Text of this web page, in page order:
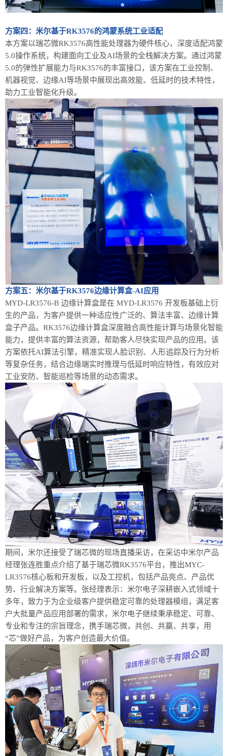
方案四： 米尔基于RK3576的鸿蒙系统工业适配
本方案以瑞芯微RK3576高性能处理器为硬件核心，深度适配鸿蒙
5.0操作系统，构建面向工业及AI场景的全栈解决方案。通过鸿蒙
5.0的弹性扩展能力与RK3576的丰富接口，该方案在工业控制、
机器视觉、边缘AI等场景中展现出高效能、低延时的技术特性，
助力工业智能化升级。
方案五： 米尔基于RK3576边缘计算盒-AI应用
MYD-LR3576-B 边缘计算盒是在 MYD-LR3576 开发板基础上衍
生的产品，为客户提供一种适应性广泛的、算法丰富、边缘计算
盒子产品。RK3576边缘计算盒深度融合高性能计算与场景化智能
能力，提供丰富的算法资源，帮助客人尽快实现产品的应用。该
方案依托AI算法引擎，精准实现人脸识别、人形追踪及行为分析
等复杂任务，结合边缘端实时推理与低延时响应特性，有效应对
工业安防、智能巡检等场景的动态需求。
期间，米尔还接受了瑞芯微的现场直播采访，在采访中米尔产品
经理张连胜重点介绍了基于瑞芯微RK3576平台，推出MYC-
LR3576核心板和开发板，以及工控机，包括产品亮点、产品优
势、行业解决方案等。张经理表示：米尔电子深耕嵌入式领域十
多年，致力于为企业级客户提供稳定可靠的处理器模组，满足客
户大批量产品应用部署的需求，米尔电子继续秉承稳定、可靠、
专业和专注的宗旨理念，携手瑞芯微，共创、共赢、共享，用
“芯”做好产品，为客户创造最大价值。